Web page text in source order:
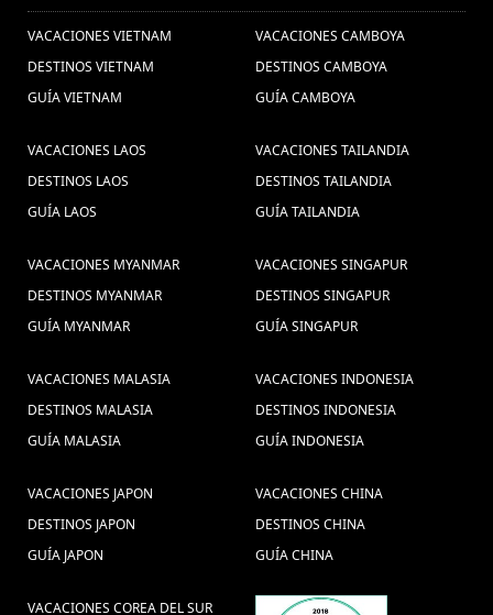
VACACIONES VIETNAM
DESTINOS VIETNAM
GUÍA VIETNAM
VACACIONES CAMBOYA
DESTINOS CAMBOYA
GUÍA CAMBOYA
VACACIONES LAOS
DESTINOS LAOS
GUÍA LAOS
VACACIONES TAILANDIA
DESTINOS TAILANDIA
GUÍA TAILANDIA
VACACIONES MYANMAR
DESTINOS MYANMAR
GUÍA MYANMAR
VACACIONES SINGAPUR
DESTINOS SINGAPUR
GUÍA SINGAPUR
VACACIONES MALASIA
DESTINOS MALASIA
GUÍA MALASIA
VACACIONES INDONESIA
DESTINOS INDONESIA
GUÍA INDONESIA
VACACIONES JAPON
DESTINOS JAPON
GUÍA JAPON
VACACIONES CHINA
DESTINOS CHINA
GUÍA CHINA
VACACIONES COREA DEL SUR